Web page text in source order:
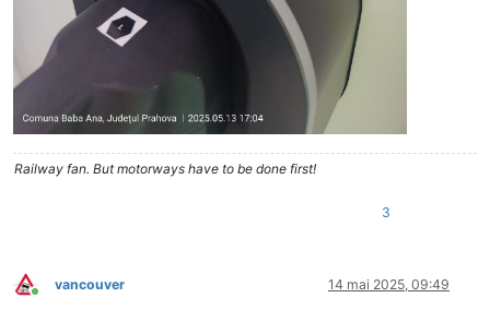
Railway fan. But motorways have to be done first!
3
Conectat
vancouver 14 mai 2025, 09:49